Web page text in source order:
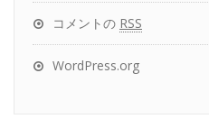
コメントの RSS
WordPress.org